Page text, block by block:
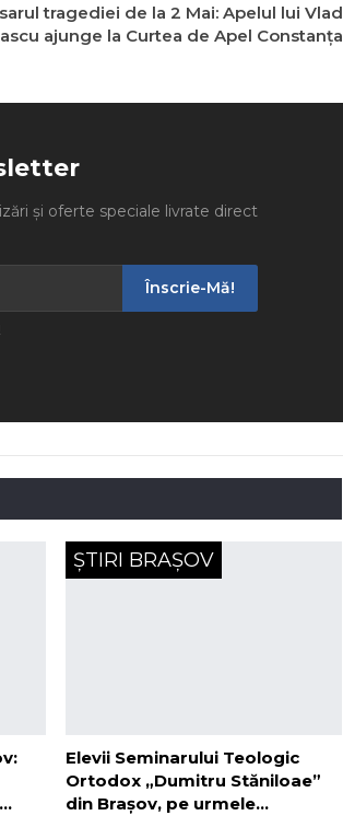
tragediei de la 2 Mai: Apelul lui Vlad
ajunge la Curtea de Apel Constanța
și oferte speciale livrate direct
Înscrie-Mă!
ȘTIRI BRAȘOV
Elevii Seminarului Teologic
Ortodox „Dumitru Stăniloae”
din Brașov, pe urmele…